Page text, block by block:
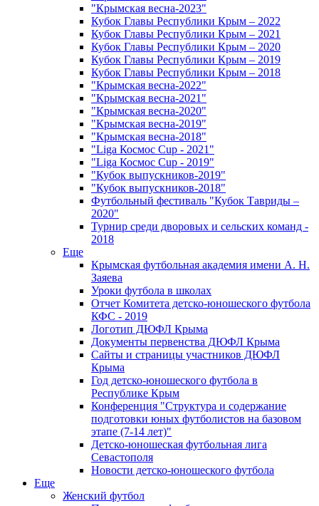
"Крымская весна-2023"
Кубок Главы Республики Крым – 2022
Кубок Главы Республики Крым – 2021
Кубок Главы Республики Крым – 2020
Кубок Главы Республики Крым – 2019
Кубок Главы Республики Крым – 2018
"Крымская весна-2022"
"Крымская весна-2021"
"Крымская весна-2020"
"Крымская весна-2019"
"Крымская весна-2018"
"Liga Космос Cup - 2021"
"Liga Космос Cup - 2019"
"Кубок выпускников-2019"
"Кубок выпускников-2018"
Футбольный фестиваль "Кубок Тавриды –
2020"
Турнир среди дворовых и сельских команд -
2018
Еще
Крымская футбольная академия имени А. Н.
Заяева
Уроки футбола в школах
Отчет Комитета детско-юношеского футбола
КФС - 2019
Логотип ДЮФЛ Крыма
Документы первенства ДЮФЛ Крыма
Сайты и страницы участников ДЮФЛ
Крыма
Год детско-юношеского футбола в
Республике Крым
Конференция "Структура и содержание
подготовки юных футболистов на базовом
этапе (7-14 лет)"
Детско-юношеская футбольная лига
Севастополя
Новости детско-юношеского футбола
Еще
Женский футбол